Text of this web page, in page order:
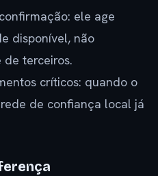
ele age
disponível, não
terceiros.
críticos: quando o
de confiança local já